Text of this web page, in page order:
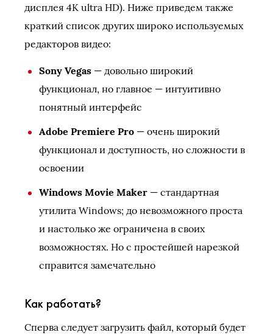
дисплея 4K ultra HD). Ниже приведем также
краткий список других широко используемых
редакторов видео:
Sony Vegas — довольно широкий
функционал, но главное — интуитивно
понятный интерфейс
Adobe Premiere Pro — очень широкий
функционал и доступность, но сложности в
освоении
Windows Movie Maker — стандартная
утилита Windows; до невозможного проста
и настолько же ограничена в своих
возможностях. Но с простейшей нарезкой
справится замечательно
Как работать?
Сперва следует загрузить файл, который будет